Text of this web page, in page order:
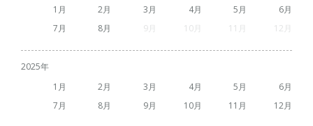
1
2 3 4 5
6
7
8 9 10 11 12
2025
1
2 3 4 5
6
7
8 9 10 11 12